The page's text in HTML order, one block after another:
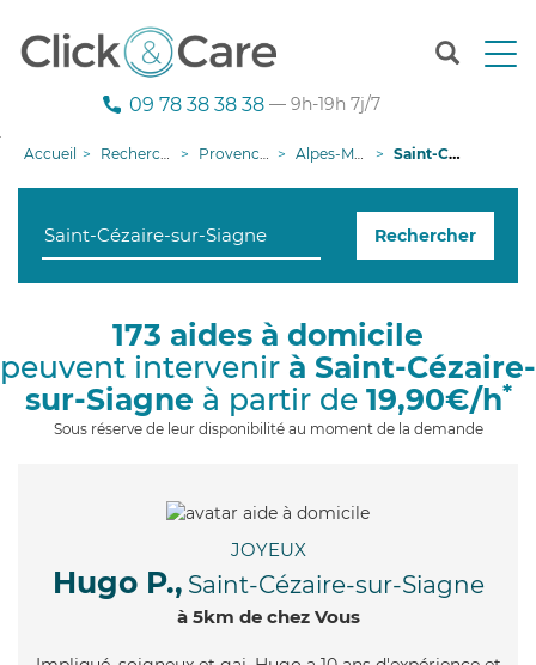
T
n
g
i
o
n
09 78 38 38 38 — 9h-19h 7j/7
Accueil Recherche aide à domicile Provence-Alpes-Côte d'Azur Alpes-Maritimes Saint-Cézaire-sur-Siagne
Rechercher
173 aides à domicile
peuvent intervenir à Saint-Cézaire-
sur-Siagne à partir de 19,90€/h*
Sous réserve de leur disponibilité au moment de la demande
JOYEUX
Hugo P., Saint-Cézaire-sur-Siagne
à 5km de chez Vous